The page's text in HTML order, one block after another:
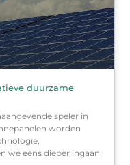
duurzame
speler in
worden
we eens dieper ingaan